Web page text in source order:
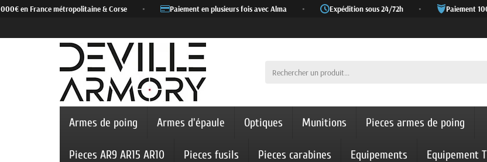
en France métropolitaine & Corse Paiement en plusieurs fois avec Alma Expédition sous 24/72h Paiement
Armes de poing Armes d'épaule Optiques Munitions Pieces armes de poing
Pieces AR9 AR15 AR10 Pieces fusils Pieces carabines Equipements Equipement